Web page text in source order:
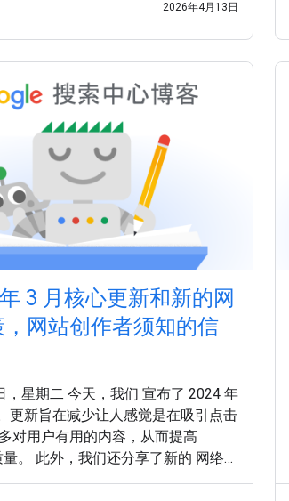
2026年4月13日
3 月核心更新和新的网
网站创作者须知的信
，星期二 今天，我们 宣布了 2024 年
更新旨在减少让人感觉是在吸引点击
对用户有用的内容，从而提高
。 此外，我们还分享了新的 网络垃
地处理可能会对 Google 搜索结果产